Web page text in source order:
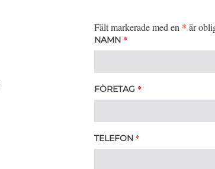
Fält markerade med en * är
NAMN *
FÖRETAG *
TELEFON *